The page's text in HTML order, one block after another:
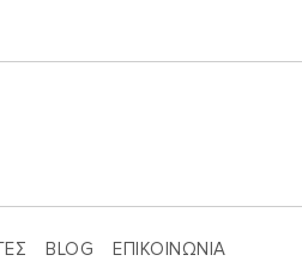
BLOG ΕΠΙΚΟΙΝΩΝΙΑ